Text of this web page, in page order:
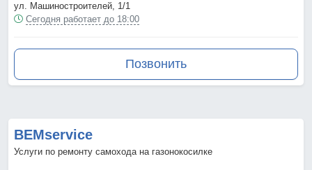
ул. Машиностроителей, 1/1
Сегодня работает до 18:00
Позвонить
BEMservice
Услуги по ремонту самохода на газонокосилке